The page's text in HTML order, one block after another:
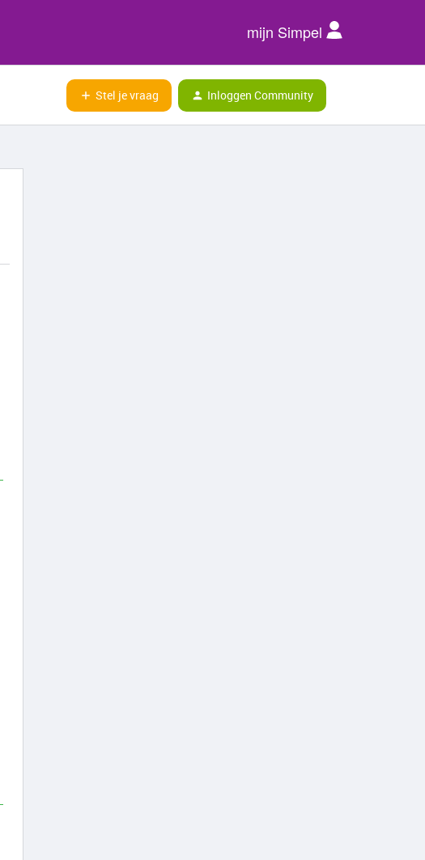
mijn Simpel
Stel je vraag Inloggen Community